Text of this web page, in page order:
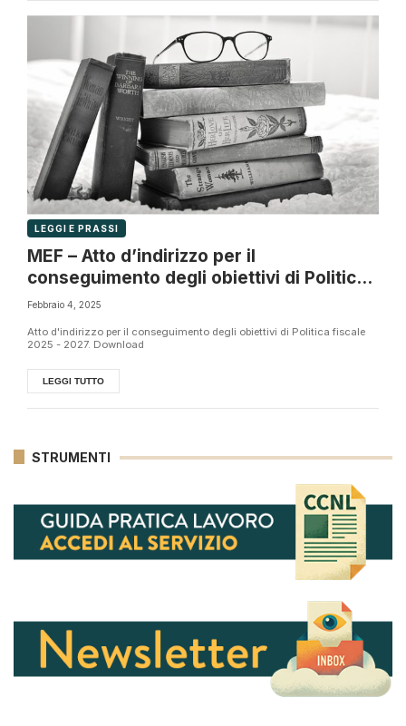
LEGGI E PRASSI
MEF – Atto d’indirizzo per il
conseguimento degli obiettivi di Politica
fiscale 2025 – 2027
Febbraio 4, 2025
Atto d'indirizzo per il conseguimento degli obiettivi di Politica fiscale
2025 - 2027. Download
LEGGI TUTTO
STRUMENTI